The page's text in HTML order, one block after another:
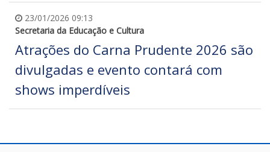
23/01/2026 09:13
Secretaria da Educação e Cultura
Atrações do Carna Prudente 2026 são
divulgadas e evento contará com
shows imperdíveis